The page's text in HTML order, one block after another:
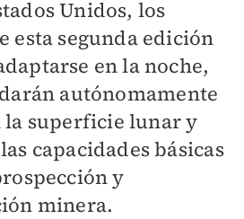
Unidos, los
esta segunda edición
en la noche,
autónomamente
la superficie lunar y
capacidades básicas
y
minera.